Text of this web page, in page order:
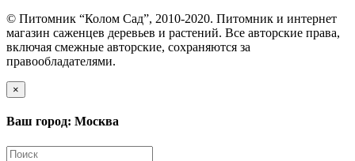
© Питомник “Колом Сад”, 2010-2020. Питомник и интернет
магазин саженцев деревьев и растений. Все авторские права,
включая смежные авторские, сохраняются за
правообладателями.
×
Ваш город: Москва